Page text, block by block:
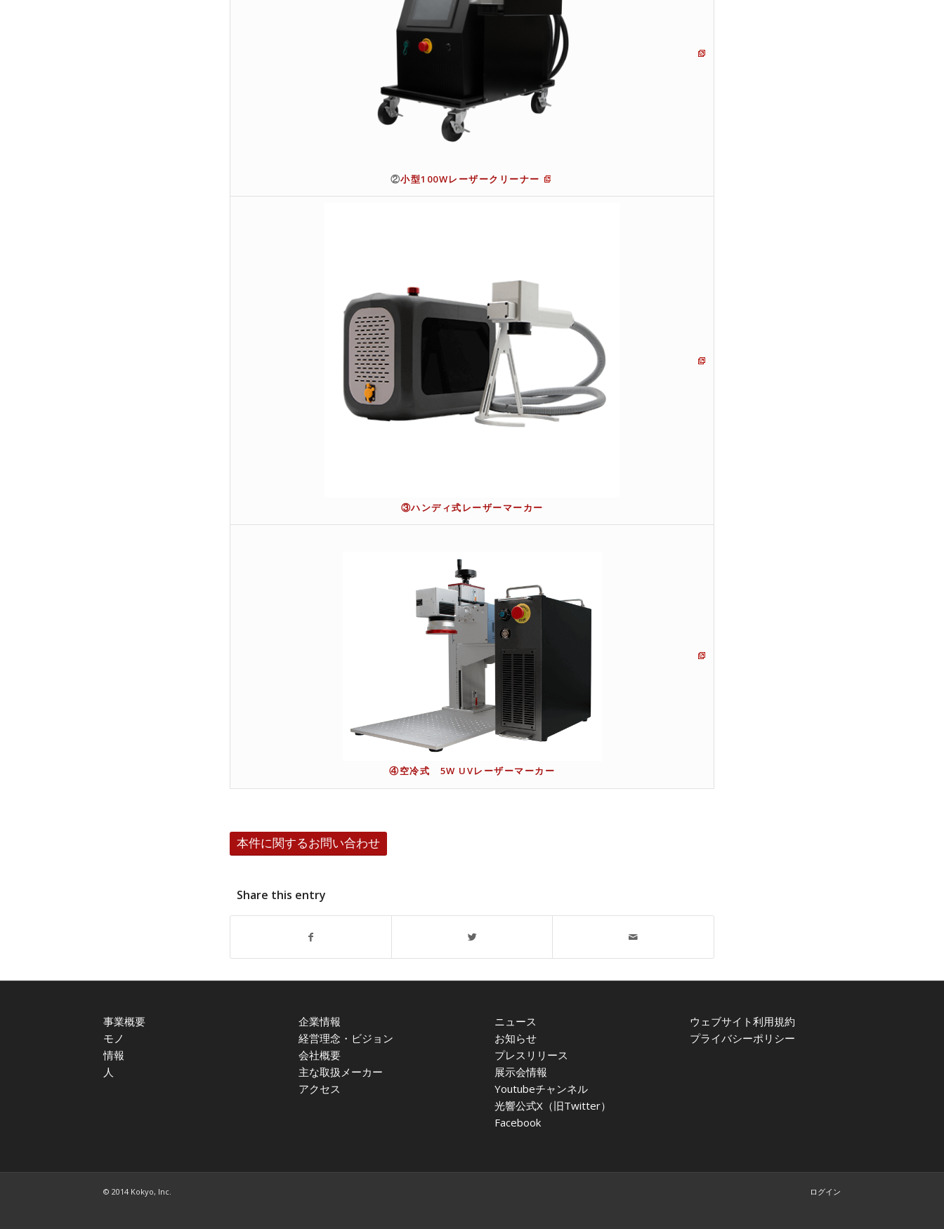
②小型100Wレーザークリーナー
③ハンディ式レーザーマーカー
④空冷式 5W UVレーザーマーカー
本件に関するお問い合わせ
Share this entry
事業概要
モノ
情報
人
企業情報
経営理念・ビジョン
会社概要
主な取扱メーカー
アクセス
ニュース
お知らせ
プレスリリース
展示会情報
Youtubeチャンネル
光響公式X（旧Twitter）
Facebook
ウェブサイト利用規約
プライバシーポリシー
© 2014 Kokyo, Inc. ログイン